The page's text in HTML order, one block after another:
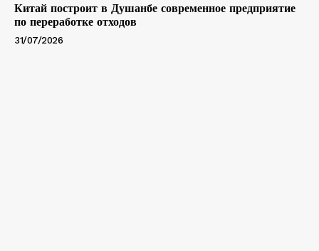
Китай построит в Душанбе современное предприятие
по переработке отходов
31/07/2026